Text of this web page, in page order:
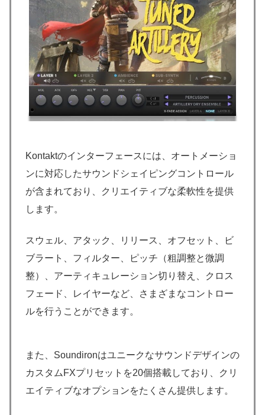
Kontaktのインターフェースには、オートメーショ
ンに対応したサウンドシェイピングコントロール
が含まれており、クリエイティブな柔軟性を提供
します。
スウェル、アタック、リリース、オフセット、ビ
ブラート、フィルター、ピッチ（粗調整と微調
整）、アーティキュレーション切り替え、クロス
フェード、レイヤーなど、さまざまなコントロー
ルを行うことができます。
また、Soundironはユニークなサウンドデザインの
カスタムFXプリセットを20個搭載しており、クリ
エイティブなオプションをたくさん提供します。